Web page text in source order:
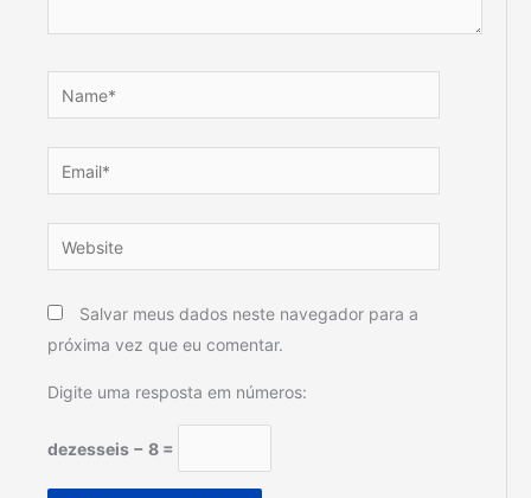
Email*
Website
Salvar meus dados neste navegador para a
próxima vez que eu comentar.
Digite uma resposta em números:
dezesseis − 8 =